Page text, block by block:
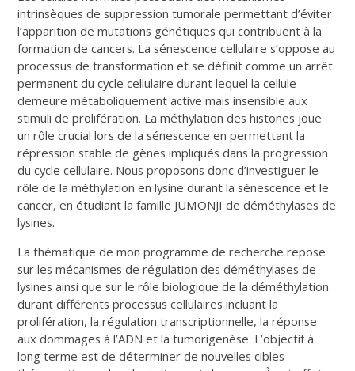
intrinsèques de suppression tumorale permettant d’éviter
l’apparition de mutations génétiques qui contribuent à la
formation de cancers. La sénescence cellulaire s’oppose au
processus de transformation et se définit comme un arrêt
permanent du cycle cellulaire durant lequel la cellule
demeure métaboliquement active mais insensible aux
stimuli de prolifération. La méthylation des histones joue
un rôle crucial lors de la sénescence en permettant la
répression stable de gènes impliqués dans la progression
du cycle cellulaire. Nous proposons donc d’investiguer le
rôle de la méthylation en lysine durant la sénescence et le
cancer, en étudiant la famille JUMONJI de déméthylases de
lysines.
La thématique de mon programme de recherche repose
sur les mécanismes de régulation des déméthylases de
lysines ainsi que sur le rôle biologique de la déméthylation
durant différents processus cellulaires incluant la
prolifération, la régulation transcriptionnelle, la réponse
aux dommages à l’ADN et la tumorigenèse. L’objectif à
long terme est de déterminer de nouvelles cibles